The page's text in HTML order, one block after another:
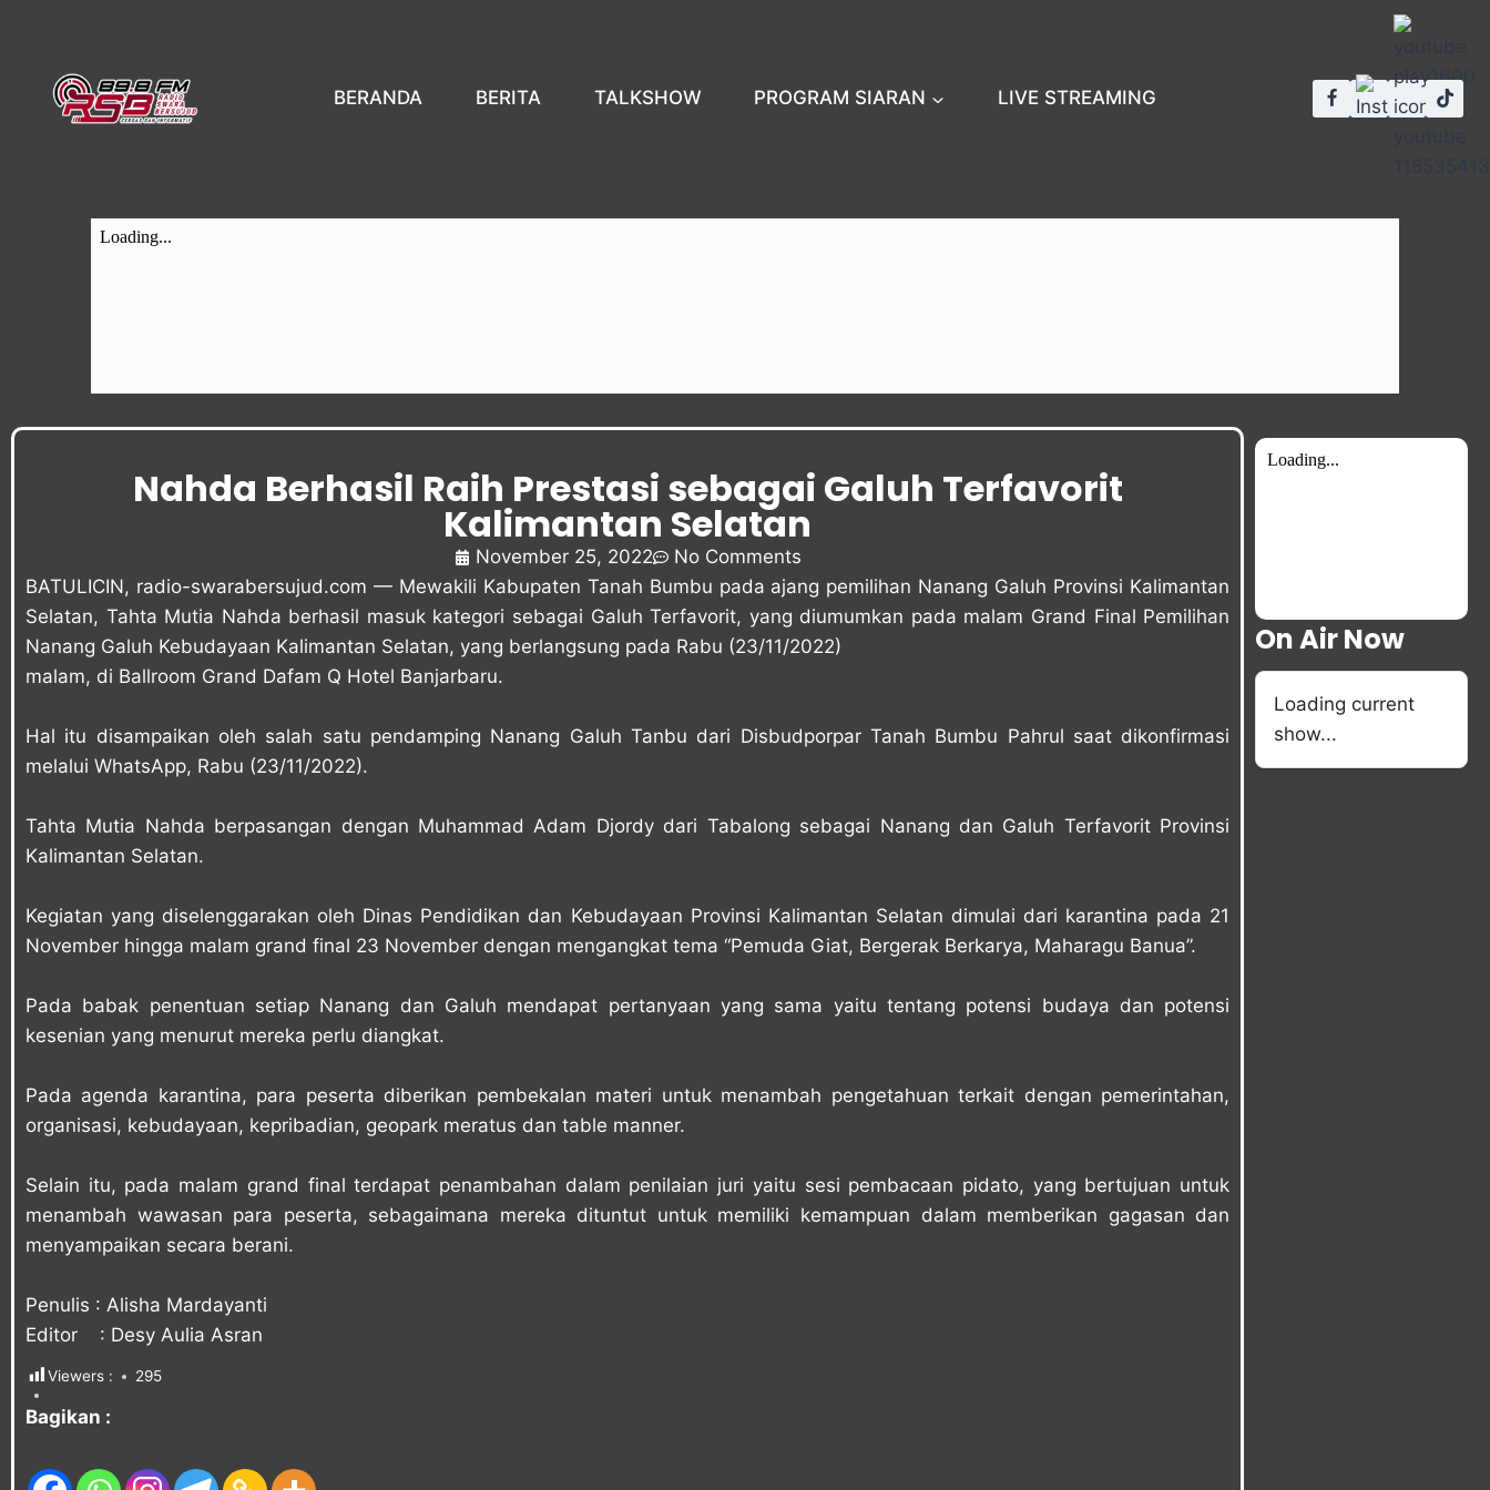
BERANDA BERITA TALKSHOW PROGRAM SIARAN LIVE STREAMING
Nahda Berhasil Raih Prestasi sebagai Galuh Terfavorit
Kalimantan Selatan
November 25, 2022
No Comments
BATULICIN, radio-swarabersujud.com — Mewakili Kabupaten Tanah Bumbu pada ajang pemilihan Nanang Galuh Provinsi Kalimantan
Selatan, Tahta Mutia Nahda berhasil masuk kategori sebagai Galuh Terfavorit, yang diumumkan pada malam Grand Final Pemilihan
Nanang Galuh Kebudayaan Kalimantan Selatan, yang berlangsung pada Rabu (23/11/2022)
malam, di Ballroom Grand Dafam Q Hotel Banjarbaru.
Hal itu disampaikan oleh salah satu pendamping Nanang Galuh Tanbu dari Disbudporpar Tanah Bumbu Pahrul saat dikonfirmasi
melalui WhatsApp, Rabu (23/11/2022).
Tahta Mutia Nahda berpasangan dengan Muhammad Adam Djordy dari Tabalong sebagai Nanang dan Galuh Terfavorit Provinsi
Kalimantan Selatan.
Kegiatan yang diselenggarakan oleh Dinas Pendidikan dan Kebudayaan Provinsi Kalimantan Selatan dimulai dari karantina pada 21
November hingga malam grand final 23 November dengan mengangkat tema “Pemuda Giat, Bergerak Berkarya, Maharagu Banua”.
Pada babak penentuan setiap Nanang dan Galuh mendapat pertanyaan yang sama yaitu tentang potensi budaya dan potensi
kesenian yang menurut mereka perlu diangkat.
Pada agenda karantina, para peserta diberikan pembekalan materi untuk menambah pengetahuan terkait dengan pemerintahan,
organisasi, kebudayaan, kepribadian, geopark meratus dan table manner.
Selain itu, pada malam grand final terdapat penambahan dalam penilaian juri yaitu sesi pembacaan pidato, yang bertujuan untuk
menambah wawasan para peserta, sebagaimana mereka dituntut untuk memiliki kemampuan dalam memberikan gagasan dan
menyampaikan secara berani.
Penulis : Alisha Mardayanti
Editor : Desy Aulia Asran
Viewers : 295
Bagikan :
On Air Now
Loading current
show...